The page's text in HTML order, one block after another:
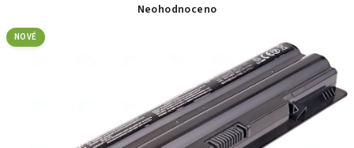
Průměrné
hvězdiček.
Neohodnoceno
NOVÉ